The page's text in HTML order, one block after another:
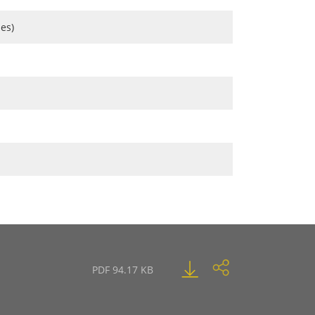
PDF 94.17 KB